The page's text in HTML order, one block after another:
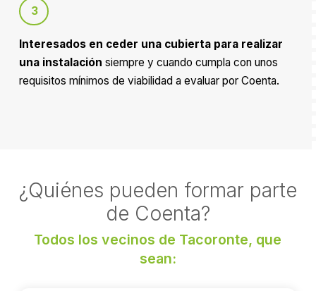
3
Interesados en ceder una cubierta para realizar
una instalación siempre y cuando cumpla con unos
requisitos mínimos de viabilidad a evaluar por Coenta.
¿Quiénes pueden formar parte
de Coenta?
Todos los vecinos de Tacoronte, que
sean: